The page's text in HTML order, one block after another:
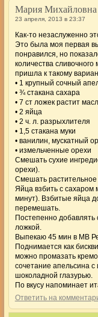
Мария Михайловна
23 апреля, 2013 в 23:37
Как-то незаслуженно
Это была моя первая
понравился, но
количества
пришла к такому
• 1 крупный сочный
• ¾ стакана сахара
• 7 ст ложек растит
• 2 яйца
• 2 ч. л. разрыхлителя
• 1,5 стакана муки
• ванилин, мускатный
• измельченные орехи
Смешать сухие
орехи).
Смешать растительное
Яйца взбить с сахаром
минут). Взбитые яйца
перемешать.
Постепенно добавлять
ложкой.
Выпекаю 45 мин в МВ
Поднимается как
можно промазать
сочетание апельсина
шоколадной глазурью.
По вкусу напоминает
Ответить на